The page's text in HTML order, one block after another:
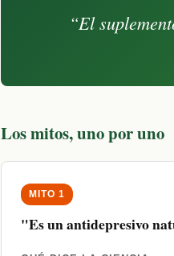
“El
Los mitos, uno por uno
MITO 1
"Es un antidepresivo